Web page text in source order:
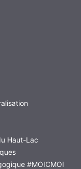
Haut-Lac
#MOICMOI